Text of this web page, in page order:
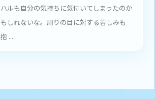
ハルも自分の気持ちに気付いてしまったのか
もしれないな。周りの目に対する苦しみも
抱 ...